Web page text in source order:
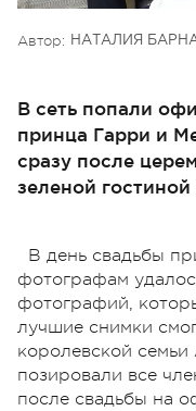
Автор: НАТАЛИЯ
В сеть попали
принца Гарри и
сразу после
зеленой
В день свадьбы
фотографам
фотографий,
лучшие снимки
королевской
позировали все
после свадьбы на